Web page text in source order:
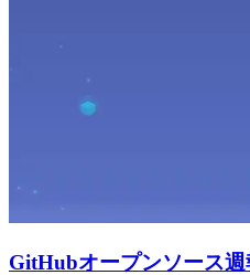
GitHubオープンソース週